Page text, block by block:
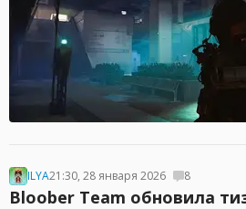
ILYA21:30, 28 января 2026 8
Bloober Team обновила